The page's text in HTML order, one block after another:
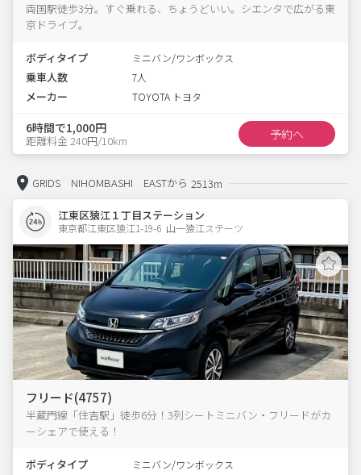
両国駅徒歩3分。すぐ乗れる、ちょうどいい。シエンタで広がる東
京ドライブ。
ボディタイプ ミニバン/ワンボックス
乗車人数 7人
メーカー TOYOTA トヨタ
6時間で1,000円
距離料金 240円/10km 予約へ
GRIDS NIHOMBASHI EASTから 2513m
江東区猿江１丁目ステーション
東京都江東区猿江1-19-6  山一猿江ステーツ
フリード(4757)
半蔵門線「住吉駅」徒歩6分！3列シートミニバン・フリードがカ
ーシェアで使える！
ボディタイプ ミニバン/ワンボックス